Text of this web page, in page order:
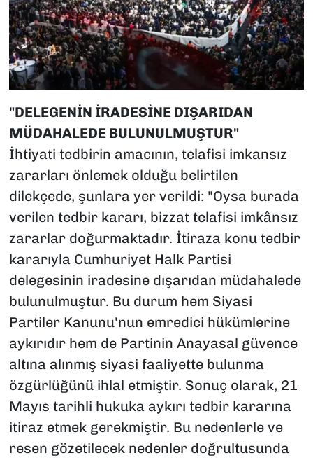
"DELEGENİN İRADESİNE DIŞARIDAN
MÜDAHALEDE BULUNULMUŞTUR"
İhtiyati tedbirin amacının, telafisi imkansız
zararları önlemek olduğu belirtilen
dilekçede, şunlara yer verildi: "Oysa burada
verilen tedbir kararı, bizzat telafisi imkânsız
zararlar doğurmaktadır. İtiraza konu tedbir
kararıyla Cumhuriyet Halk Partisi
delegesinin iradesine dışarıdan müdahalede
bulunulmuştur. Bu durum hem Siyasi
Partiler Kanunu'nun emredici hükümlerine
aykırıdır hem de Partinin Anayasal güvence
altına alınmış siyasi faaliyette bulunma
özgürlüğünü ihlal etmiştir. Sonuç olarak, 21
Mayıs tarihli hukuka aykırı tedbir kararına
itiraz etmek gerekmiştir. Bu nedenlerle ve
resen gözetilecek nedenler doğrultusunda